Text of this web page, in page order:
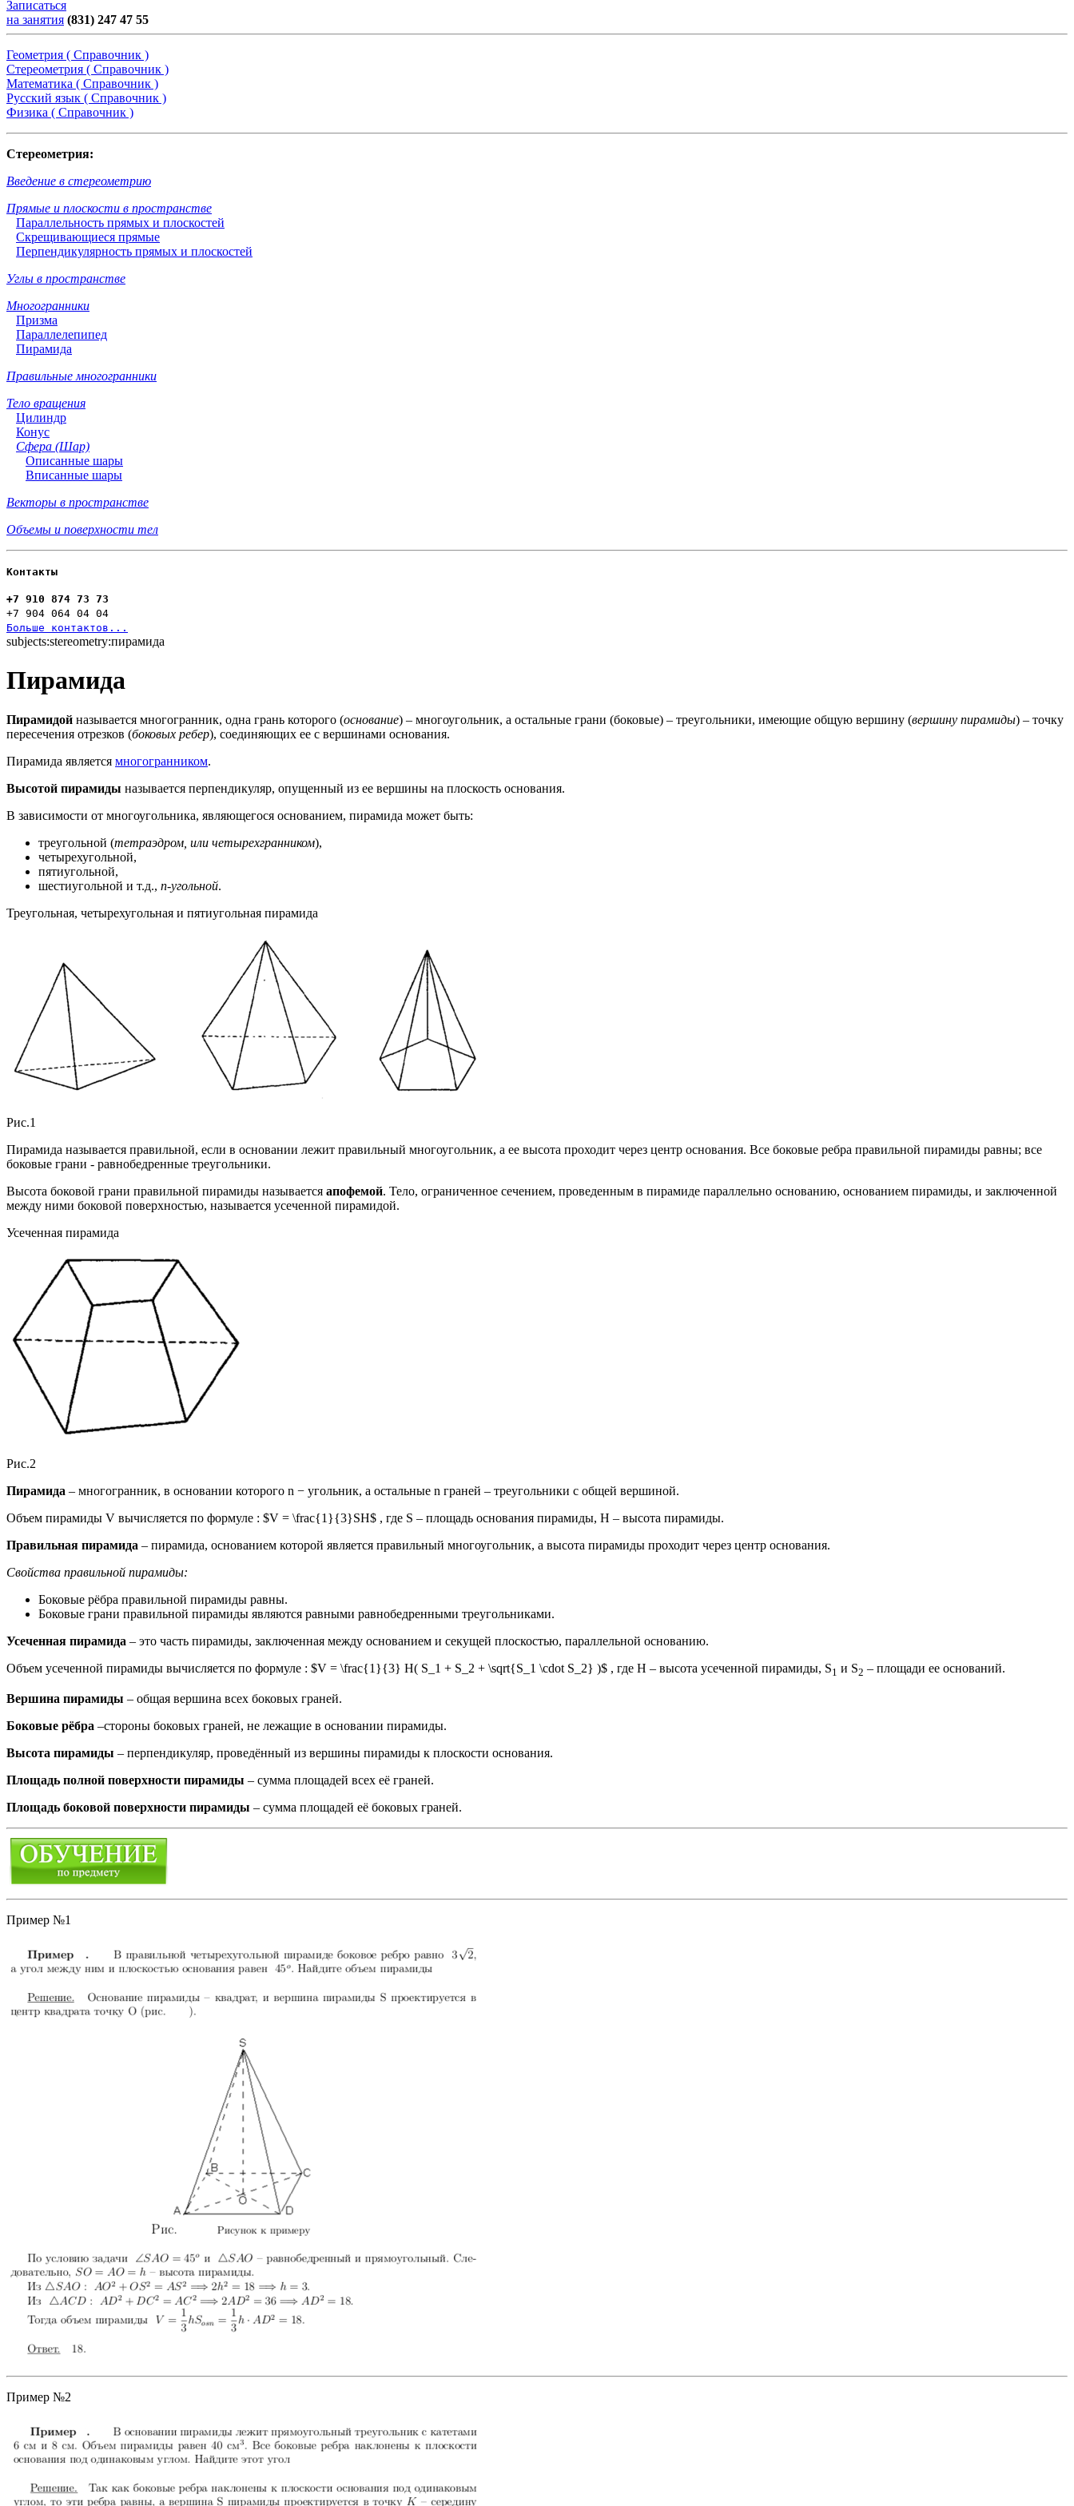
Записаться
на занятия (831) 247 47 55
Геометрия ( Справочник )
Стереометрия ( Справочник )
Математика ( Справочник )
Русский язык ( Справочник )
Физика ( Справочник )
Стереометрия:
Введение в стереометрию
Прямые и плоскости в пространстве
Параллельность прямых и плоскостей
Скрещивающиеся прямые
Перпендикулярность прямых и плоскостей
Углы в пространстве
Многогранники
Призма
Параллелепипед
Пирамида
Правильные многогранники
Тело вращения
Цилиндр
Конус
Сфера (Шар)
Описанные шары
Вписанные шары
Векторы в пространстве
Объемы и поверхности тел
Контакты
+7 910 874 73 73
+7 904 064 04 04
Больше контактов...
subjects:stereometry:пирамида
Пирамида
Пирамидой называется многогранник, одна грань которого (основание) – многоугольник, а остальные грани (боковые) – треугольники, имеющие общую вершину (вершину пирамиды) – точку
пересечения отрезков (боковых ребер), соединяющих ее с вершинами основания.
Пирамида является многогранником.
Высотой пирамиды называется перпендикуляр, опущенный из ее вершины на плоскость основания.
В зависимости от многоугольника, являющегося основанием, пирамида может быть:
треугольной (тетраэдром, или четырехгранником),
четырехугольной,
пятиугольной,
шестиугольной и т.д., n-угольной.
Треугольная, четырехугольная и пятиугольная пирамида
Рис.1
Пирамида называется правильной, если в основании лежит правильный многоугольник, а ее высота проходит через центр основания. Все боковые ребра правильной пирамиды равны; все
боковые грани - равнобедренные треугольники.
Высота боковой грани правильной пирамиды называется апофемой. Тело, ограниченное сечением, проведенным в пирамиде параллельно основанию, основанием пирамиды, и заключенной
между ними боковой поверхностью, называется усеченной пирамидой.
Усеченная пирамида
Рис.2
Пирамида – многогранник, в основании которого n − угольник, а остальные n граней – треугольники с общей вершиной.
Объем пирамиды V вычисляется по формуле : $V = \frac{1}{3}SH$ , где S – площадь основания пирамиды, H – высота пирамиды.
Правильная пирамида – пирамида, основанием которой является правильный многоугольник, а высота пирамиды проходит через центр основания.
Свойства правильной пирамиды:
Боковые рёбра правильной пирамиды равны.
Боковые грани правильной пирамиды являются равными равнобедренными треугольниками.
Усеченная пирамида – это часть пирамиды, заключенная между основанием и секущей плоскостью, параллельной основанию.
Объем усеченной пирамиды вычисляется по формуле : $V = \frac{1}{3} H( S_1 + S_2 + \sqrt{S_1 \cdot S_2} )$ , где H – высота усеченной пирамиды, S1 и S2 – площади ее оснований.
Вершина пирамиды – общая вершина всех боковых граней.
Боковые рёбра –стороны боковых граней, не лежащие в основании пирамиды.
Высота пирамиды – перпендикуляр, проведённый из вершины пирамиды к плоскости основания.
Площадь полной поверхности пирамиды – сумма площадей всех её граней.
Площадь боковой поверхности пирамиды – сумма площадей её боковых граней.
Пример №1
Пример №2